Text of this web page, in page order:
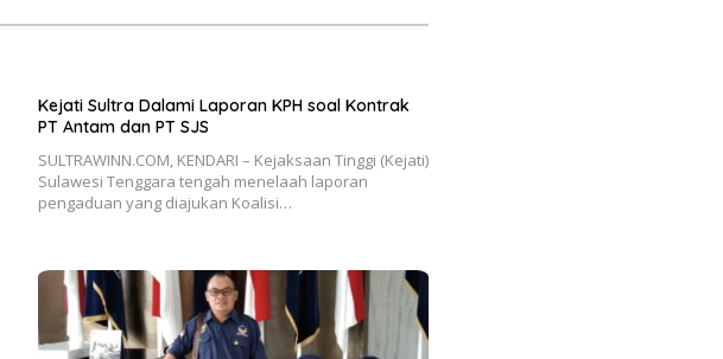
Kejati Sultra Dalami Laporan KPH soal Kontrak
PT Antam dan PT SJS
SULTRAWINN.COM, KENDARI – Kejaksaan Tinggi (Kejati)
Sulawesi Tenggara tengah menelaah laporan
pengaduan yang diajukan Koalisi…